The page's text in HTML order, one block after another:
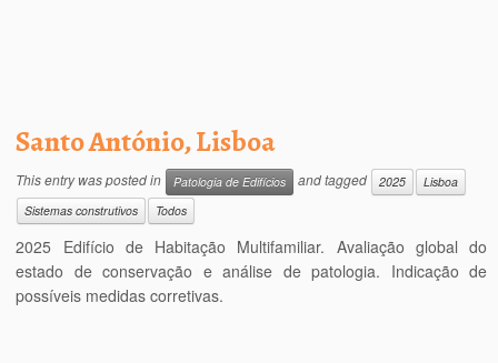
Santo António, Lisboa
This entry was posted in Patologia de Edifícios and tagged 2025
Lisboa
Sistemas construtivos
Todos
2025 Edifício de Habitação Multifamiliar. Avaliação global do
estado de conservação e análise de patologia. Indicação de
possíveis medidas corretivas.